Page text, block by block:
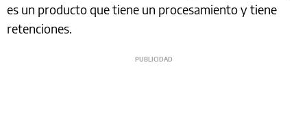
es un producto que tiene un procesamiento y tiene
retenciones.